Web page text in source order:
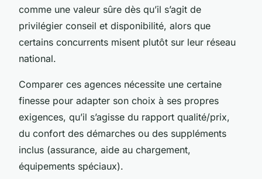
comme une valeur sûre dès qu’il s’agit de
privilégier conseil et disponibilité, alors que
certains concurrents misent plutôt sur leur réseau
national.
Comparer ces agences nécessite une certaine
finesse pour adapter son choix à ses propres
exigences, qu’il s’agisse du rapport qualité/prix,
du confort des démarches ou des suppléments
inclus (assurance, aide au chargement,
équipements spéciaux).